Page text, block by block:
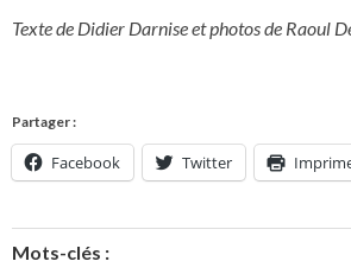
Texte de Didier Darnise et photos de Raoul
Partager :
Facebook Twitter
Mots-clés :